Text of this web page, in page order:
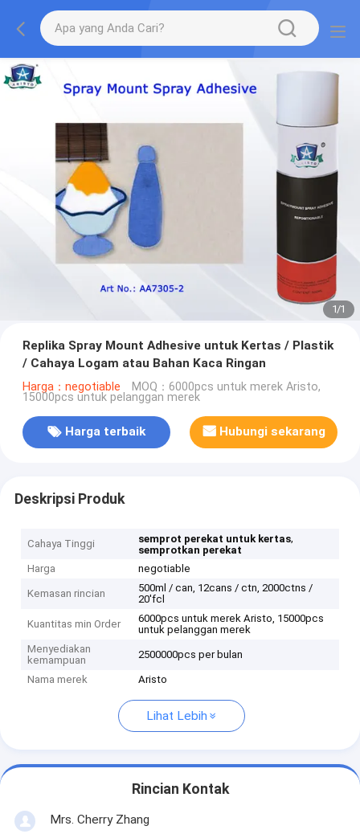
1/1
Replika Spray Mount Adhesive untuk Kertas / Plastik
/ Cahaya Logam atau Bahan Kaca Ringan
Harga：negotiable MOQ：6000pcs untuk merek Aristo,
15000pcs untuk pelanggan merek
Harga terbaik Hubungi sekarang
Deskripsi Produk
Cahaya Tinggi semprot perekat untuk kertas,
semprotkan perekat
Harga
negotiable
Kemasan rincian
500ml / can, 12cans / ctn, 2000ctns /
20'fcl
Kuantitas min Order
6000pcs untuk merek Aristo, 15000pcs
untuk pelanggan merek
Menyediakan
kemampuan
2500000pcs per bulan
Nama merek Aristo
Lihat Lebih
Rincian Kontak
Mrs. Cherry Zhang